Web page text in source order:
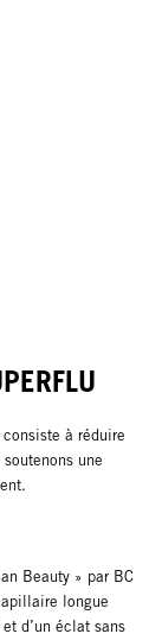
à réduire
une
Beauty » par BC
longue
d’un éclat sans